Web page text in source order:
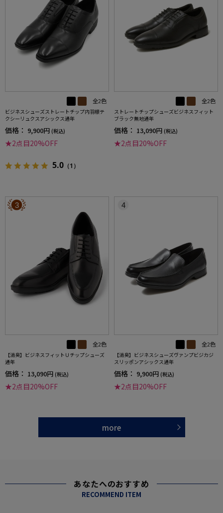
全2色
ビジネスシューズストレートチップ内羽根テ
クシーリュクスアシックス通年
価格： 9,900円 (税込)
★2点目20%OFF
5.0 （1）
全2色
ストレートチップシューズビジネスフィット
ブラック無地通年
価格： 13,090円 (税込)
★2点目20%OFF
3
全2色
【消臭】ビジネスフィットＵチップシューズ
通年
価格： 13,090円 (税込)
★2点目20%OFF
4
全2色
【消臭】ビジネスシューズヴァンプビジカジ
スリッポンアシックス通年
価格： 9,900円 (税込)
★2点目20%OFF
more
あなたへのおすすめ
RECOMMEND ITEM